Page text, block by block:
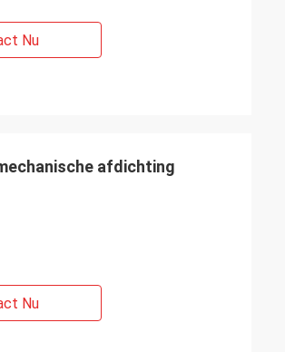
Nu
afdichting
Nu